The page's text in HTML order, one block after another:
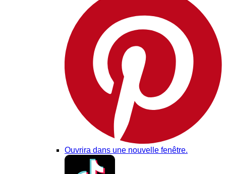
Ouvrira dans une nouvelle fenêtre.